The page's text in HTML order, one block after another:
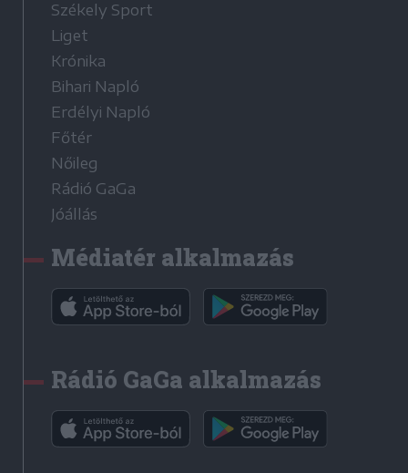
Székely Sport
Liget
Krónika
Bihari Napló
Erdélyi Napló
Főtér
Nőileg
Rádió GaGa
Jóállás
Médiatér alkalmazás
Rádió GaGa alkalmazás